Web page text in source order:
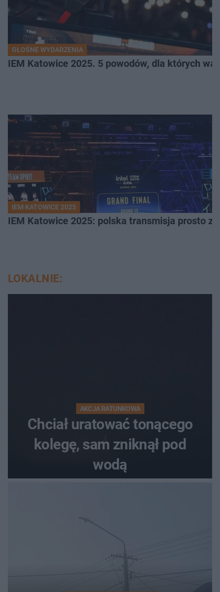
GŁOŚNE WYDARZENIA
IEM Katowice 2025. 5 powodów, dla których
IEM KATOWICE 2025
IEM Katowice 2025: polska transmisja prosto
LOKALNIE:
AKCJA RATUNKOWA
Chciał uratować tonącego
kolegę, sam zniknął pod
wodą